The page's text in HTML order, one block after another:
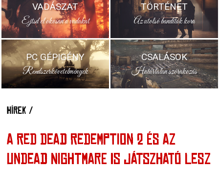
VADÁSZAT
Ejtsd el okosan a vadakat
TÖRTÉNET
Az utolsó banditák kora
PC GÉPIGÉNY
Rendszerkövetelmények
CSALÁSOK
Határtalan szórakozás
HÍREK /
A RED DEAD REDEMPTION 2 ÉS AZ
UNDEAD NIGHTMARE IS JÁTSZHATÓ LESZ